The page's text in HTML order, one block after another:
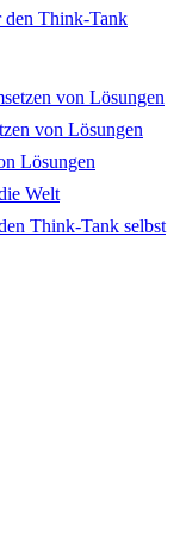
Think-Tank
von Lösungen
von Lösungen
Lösungen
Welt
Think-Tank selbst